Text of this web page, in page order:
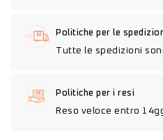
Politiche per le
Tutte le spedizioni
Politiche per i resi
Reso veloce entro